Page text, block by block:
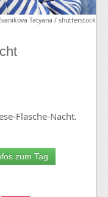
Tatyana / shutterstock
Flasche-Nacht.
zum Tag